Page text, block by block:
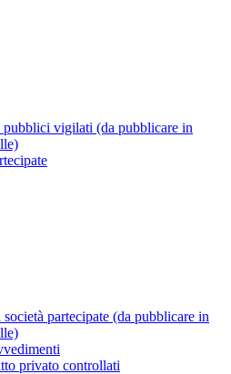
pubblici vigilati (da pubblicare in
partecipate (da pubblicare in
privato controllati